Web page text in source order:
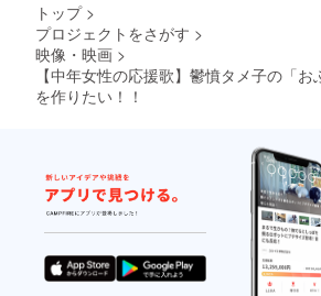
トップ >
プロジェクトをさがす >
映像・映画 >
【中年女性の応援歌】鬱憤タメ子の「
を作りたい！！